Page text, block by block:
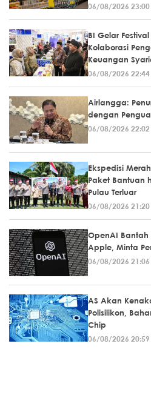
06/08/2026 23:00
BI Gelar
Kolaborasi
Keuangan
06/08/2026 22:44
Airlangga:
dengan
06/08/2026 22:02
Ekspedisi
Paket Bantuan
Pulau Terluar
06/08/2026 21:20
OpenAI Bantah
Apple, Minta
06/08/2026 21:06
AS Akan
Polisilikon,
Chip
06/08/2026 20:59